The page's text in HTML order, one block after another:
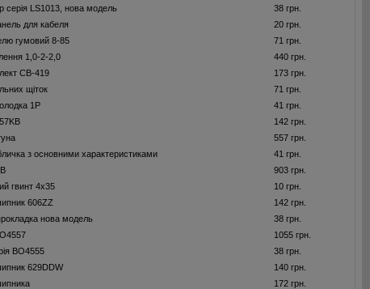
серія LS1013, нова модель
38 грн.
для кабеля
20 грн.
гумовий 8-85
71 грн.
1,0-2-2,0
440 грн.
CB-419
173 грн.
щіток
71 грн.
1P
41 грн.
142 грн.
557 грн.
з основними характеристиками
41 грн.
903 грн.
гвинт 4x35
10 грн.
606ZZ
142 грн.
нова модель
38 грн.
1055 грн.
BO4555
38 грн.
629DDW
140 грн.
172 грн.